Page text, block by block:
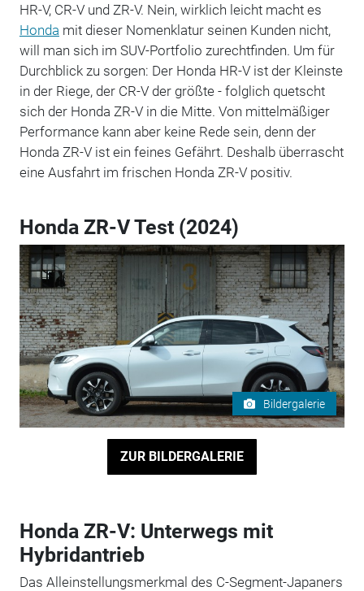
HR-V, CR-V und ZR-V. Nein, wirklich leicht macht es
Honda mit dieser Nomenklatur seinen Kunden nicht,
will man sich im SUV-Portfolio zurechtfinden. Um für
Durchblick zu sorgen: Der Honda HR-V ist der Kleinste
in der Riege, der CR-V der größte - folglich quetscht
sich der Honda ZR-V in die Mitte. Von mittelmäßiger
Performance kann aber keine Rede sein, denn der
Honda ZR-V ist ein feines Gefährt. Deshalb überrascht
eine Ausfahrt im frischen Honda ZR-V positiv.
Honda ZR-V Test (2024)
Bildergalerie
ZUR BILDERGALERIE
Honda ZR-V: Unterwegs mit
Hybridantrieb
Das Alleinstellungsmerkmal des C-Segment-Japaners